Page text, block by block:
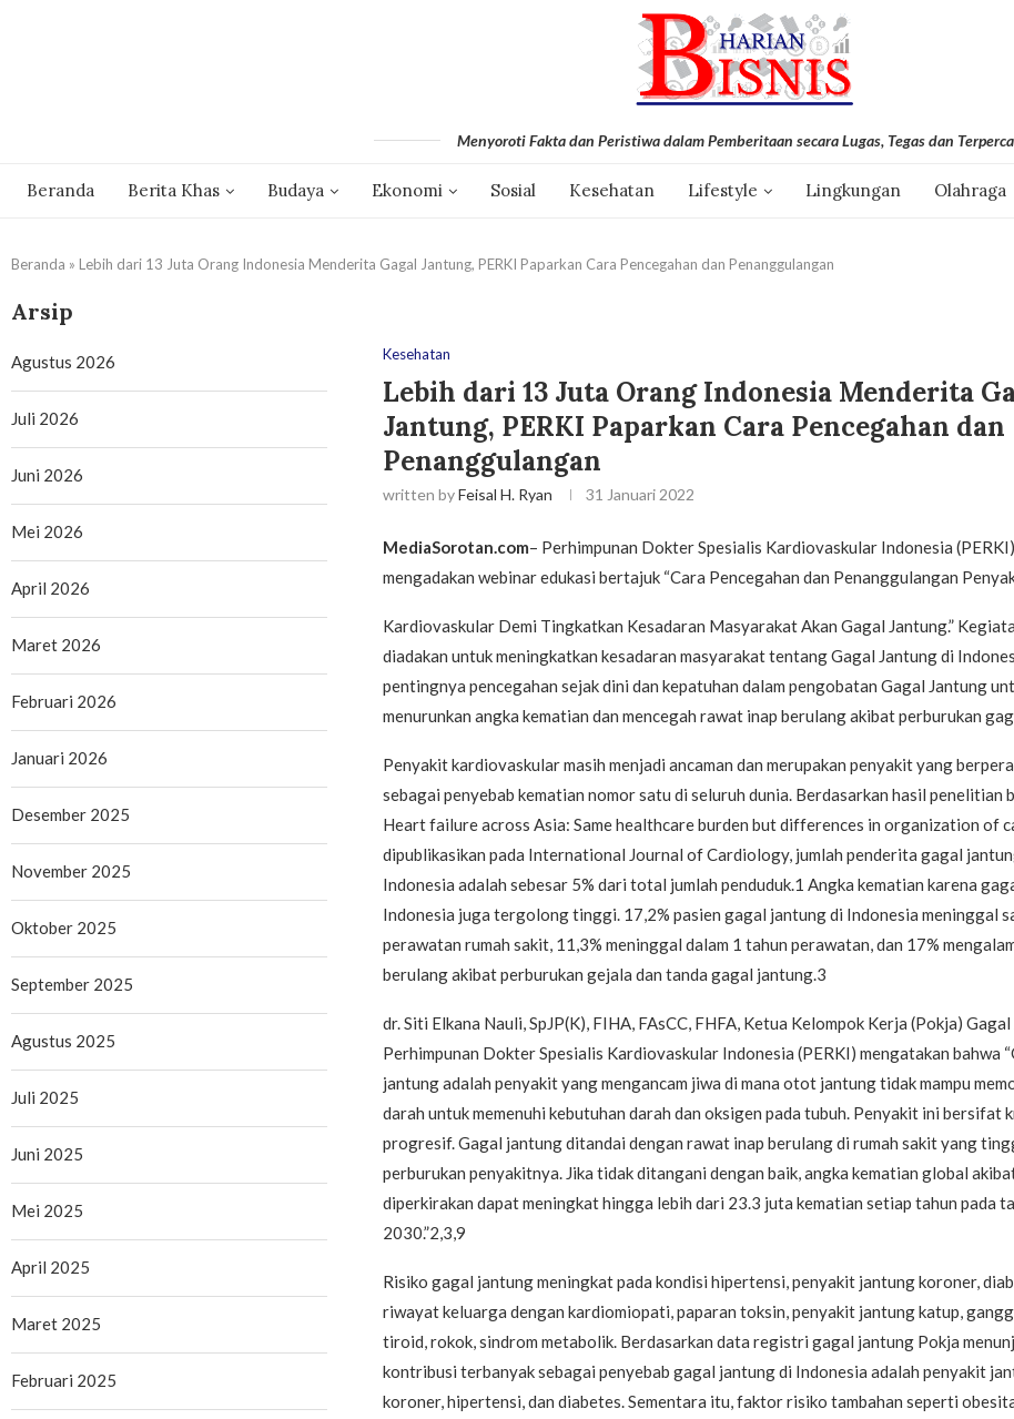
Menyoroti Fakta dan Peristiwa dalam Pemberitaan secara Lugas, Tegas dan
Beranda Berita Khas Budaya Ekonomi Sosial Kesehatan Lifestyle Lingkungan Olahraga
Beranda » Lebih dari 13 Juta Orang Indonesia Menderita Gagal Jantung, PERKI Paparkan Cara Pencegahan dan Penanggulangan
Kesehatan
Lebih dari 13 Juta Orang Indonesia Menderita
Jantung, PERKI Paparkan Cara Pencegahan dan
Penanggulangan
written byFeisal H. Ryan 31 Januari 2022
MediaSorotan.com– Perhimpunan Dokter Spesialis Kardiovaskular Indonesia (PERKI)
mengadakan webinar edukasi bertajuk “Cara Pencegahan dan Penanggulangan
Kardiovaskular Demi Tingkatkan Kesadaran Masyarakat Akan Gagal Jantung.”
diadakan untuk meningkatkan kesadaran masyarakat tentang Gagal Jantung di
pentingnya pencegahan sejak dini dan kepatuhan dalam pengobatan Gagal Jantung
menurunkan angka kematian dan mencegah rawat inap berulang akibat perburukan
Penyakit kardiovaskular masih menjadi ancaman dan merupakan penyakit yang
sebagai penyebab kematian nomor satu di seluruh dunia. Berdasarkan hasil penelitian
Heart failure across Asia: Same healthcare burden but differences in organization of
dipublikasikan pada International Journal of Cardiology, jumlah penderita gagal
Indonesia adalah sebesar 5% dari total jumlah penduduk.1 Angka kematian karena
Indonesia juga tergolong tinggi. 17,2% pasien gagal jantung di Indonesia meninggal
perawatan rumah sakit, 11,3% meninggal dalam 1 tahun perawatan, dan 17%
berulang akibat perburukan gejala dan tanda gagal jantung.3
dr. Siti Elkana Nauli, SpJP(K), FIHA, FAsCC, FHFA, Ketua Kelompok Kerja (Pokja)
Perhimpunan Dokter Spesialis Kardiovaskular Indonesia (PERKI) mengatakan bahwa
jantung adalah penyakit yang mengancam jiwa di mana otot jantung tidak mampu
darah untuk memenuhi kebutuhan darah dan oksigen pada tubuh. Penyakit ini bersifat
progresif. Gagal jantung ditandai dengan rawat inap berulang di rumah sakit yang
perburukan penyakitnya. Jika tidak ditangani dengan baik, angka kematian global
diperkirakan dapat meningkat hingga lebih dari 23.3 juta kematian setiap tahun pada
2030.”2,3,9
Risiko gagal jantung meningkat pada kondisi hipertensi, penyakit jantung koroner,
riwayat keluarga dengan kardiomiopati, paparan toksin, penyakit jantung katup,
tiroid, rokok, sindrom metabolik. Berdasarkan data registri gagal jantung Pokja
kontribusi terbanyak sebagai penyebab gagal jantung di Indonesia adalah penyakit
koroner, hipertensi, dan diabetes. Sementara itu, faktor risiko tambahan seperti
Arsip
Agustus 2026
Juli 2026
Juni 2026
Mei 2026
April 2026
Maret 2026
Februari 2026
Januari 2026
Desember 2025
November 2025
Oktober 2025
September 2025
Agustus 2025
Juli 2025
Juni 2025
Mei 2025
April 2025
Maret 2025
Februari 2025